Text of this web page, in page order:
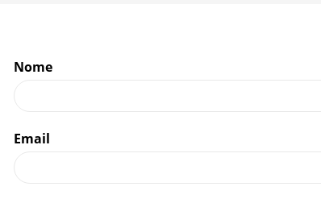
Nome
Email